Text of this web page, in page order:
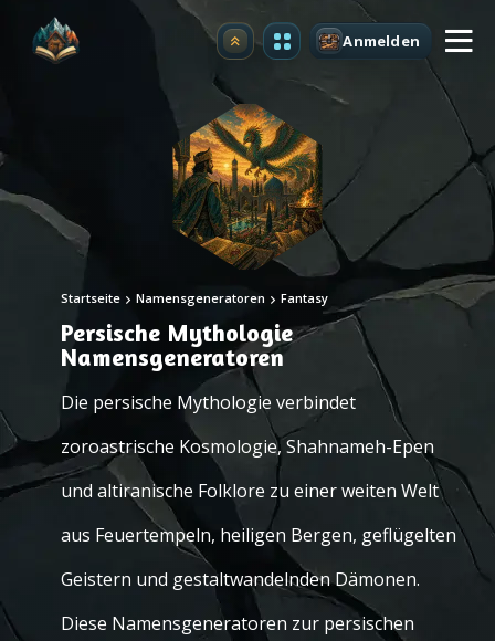
Upgrade Anmelden
Startseite Namensgeneratoren Fantasy
Persische Mythologie
Namensgeneratoren
Die persische Mythologie verbindet
zoroastrische Kosmologie, Shahnameh-Epen
und altiranische Folklore zu einer weiten Welt
aus Feuertempeln, heiligen Bergen, geflügelten
Geistern und gestaltwandelnden Dämonen.
Diese Namensgeneratoren zur persischen